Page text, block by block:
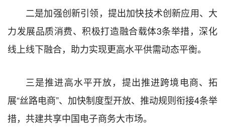
二是加强创新引领，提出加快技术创新应用、大
力发展品质消费、积极打造融合载体3条举措，深化
线上线下融合，助力实现更高水平供需动态平衡。
三是推进高水平开放，提出推进跨境电商、拓
展“丝路电商”、加快制度型开放、推动规则衔接4条举
措，共建共享中国电子商务大市场。